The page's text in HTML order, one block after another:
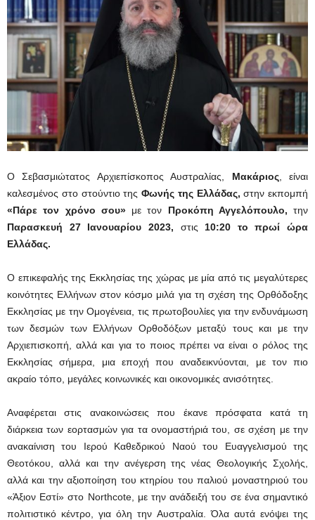
Ο Σεβασμιώτατος Αρχιεπίσκοπος Αυστραλίας, Μακάριος, είναι
καλεσμένος στο στούντιο της Φωνής της Ελλάδας, στην εκπομπή
«Πάρε τον χρόνο σου» με τον Προκόπη Αγγελόπουλο, την
Παρασκευή 27 Ιανουαρίου 2023, στις 10:20 το πρωί ώρα
Ελλάδας.
Ο επικεφαλής της Εκκλησίας της χώρας με μία από τις μεγαλύτερες
κοινότητες Ελλήνων στον κόσμο μιλά για τη σχέση της Ορθόδοξης
Εκκλησίας με την Ομογένεια, τις πρωτοβουλίες για την ενδυνάμωση
των δεσμών των Ελλήνων Ορθοδόξων μεταξύ τους και με την
Αρχιεπισκοπή, αλλά και για το ποιος πρέπει να είναι ο ρόλος της
Εκκλησίας σήμερα, μια εποχή που αναδεικνύονται, με τον πιο
ακραίο τόπο, μεγάλες κοινωνικές και οικονομικές ανισότητες.
Αναφέρεται στις ανακοινώσεις που έκανε πρόσφατα κατά τη
διάρκεια των εορτασμών για τα ονομαστήριά του, σε σχέση με την
ανακαίνιση του Ιερού Καθεδρικού Ναού του Ευαγγελισμού της
Θεοτόκου, αλλά και την ανέγερση της νέας Θεολογικής Σχολής,
αλλά και την αξιοποίηση του κτηρίου του παλιού μοναστηριού του
«Άξιον Εστί» στο Northcote, με την ανάδειξή του σε ένα σημαντικό
πολιτιστικό κέντρο, για όλη την Αυστραλία. Όλα αυτά ενόψει της